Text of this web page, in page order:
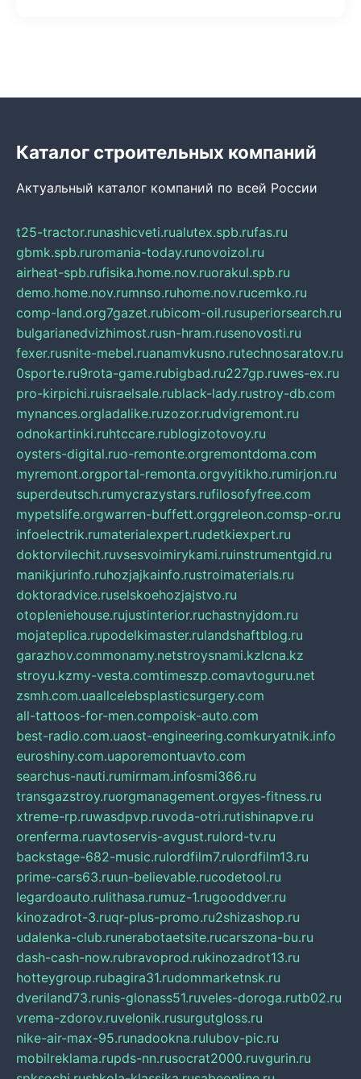
Каталог строительных компаний
Актуальный каталог компаний по всей России
t25-tractor.runashicveti.rualutex.spb.rufas.ru
gbmk.spb.ruromania-today.runovoizol.ru
airheat-spb.rufisika.home.nov.ruorakul.spb.ru
demo.home.nov.rumnso.ruhome.nov.rucemko.ru
comp-land.org7gazet.rubicom-oil.rusuperiorsearch.ru
bulgarianedvizhimost.rusn-hram.rusenovosti.ru
fexer.rusnite-mebel.ruanamvkusno.rutechnosaratov.ru
0sporte.ru9rota-game.rubigbad.ru227gp.ruwes-ex.ru
pro-kirpichi.ruisraelsale.rublack-lady.rustroy-db.com
mynances.orgladalike.ruzozor.rudvigremont.ru
odnokartinki.ruhtccare.rublogizotovoy.ru
oysters-digital.ruo-remonte.orgremontdoma.com
myremont.orgportal-remonta.orgvyitikho.rumirjon.ru
superdeutsch.rumycrazystars.rufilosofyfree.com
mypetslife.orgwarren-buffett.orggreleon.comsp-or.ru
infoelectrik.rumaterialexpert.rudetkiexpert.ru
doktorvilechit.ruvsesvoimirykami.ruinstrumentgid.ru
manikjurinfo.ruhozjajkainfo.rustroimaterials.ru
doktoradvice.ruselskoehozjajstvo.ru
otopleniehouse.rujustinterior.ruchastnyjdom.ru
mojateplica.rupodelkimaster.rulandshaftblog.ru
garazhov.commonamy.netstroysnami.kzlcna.kz
stroyu.kzmy-vesta.comtimeszp.comavtoguru.net
zsmh.com.uaallcelebsplasticsurgery.com
all-tattoos-for-men.compoisk-auto.com
best-radio.com.uaost-engineering.comkuryatnik.info
euroshiny.com.uaporemontuavto.com
searchus-nauti.rumirmam.infosmi366.ru
transgazstroy.ruorgmanagement.orgyes-fitness.ru
xtreme-rp.ruwasdpvp.ruvoda-otri.rutishinapve.ru
orenferma.ruavtoservis-avgust.rulord-tv.ru
backstage-682-music.rulordfilm7.rulordfilm13.ru
prime-cars63.ruun-believable.rucodetool.ru
legardoauto.rulithasa.rumuz-1.rugooddver.ru
kinozadrot-3.ruqr-plus-promo.ru2shizashop.ru
udalenka-club.runerabotaetsite.rucarszona-bu.ru
dash-cash-now.rubravoprod.rukinozadrot13.ru
hotteygroup.rubagira31.rudommarketnsk.ru
dveriland73.runis-glonass51.ruveles-doroga.rutb02.ru
vrema-zdorov.ruvelonik.rusurgutgloss.ru
nike-air-max-95.runadookna.rulubov-pic.ru
mobilreklama.rupds-nn.rusocrat2000.ruvgurin.ru